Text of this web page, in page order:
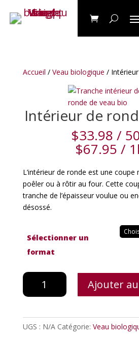
Accueil / Veau biologique /
Intérieur de
$33.98 /
$67.95 /
L’intérieur de ronde est une coupe
poêler ou à rôtir au four. Cette
tranche de l’épaisseur voulue ou
désossé.
Sélectionner un
format
quantité
ronde
Ajouter
UGS : N/A Catégorie: Veau